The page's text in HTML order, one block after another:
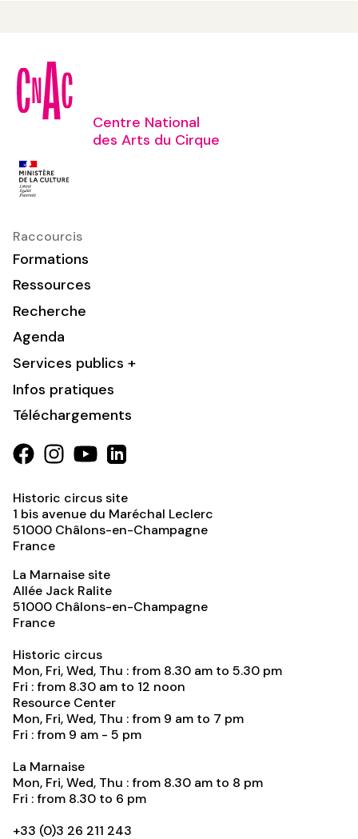
Centre National
des Arts du Cirque
Raccourcis
Formations
Ressources
Recherche
Agenda
Services publics +
Infos pratiques
Téléchargements
Historic circus site
1 bis avenue du Maréchal Leclerc
51000 Châlons-en-Champagne
France
La Marnaise site
Allée Jack Ralite
51000 Châlons-en-Champagne
France
Historic circus
Mon, Fri, Wed, Thu : from 8.30 am to 5.30 pm
Fri : from 8.30 am to 12 noon
Resource Center
Mon, Fri, Wed, Thu : from 9 am to 7 pm
Fri : from 9 am - 5 pm
La Marnaise
Mon, Fri, Wed, Thu : from 8.30 am to 8 pm
Fri : from 8.30 to 6 pm
+33 (0)3 26 211 243